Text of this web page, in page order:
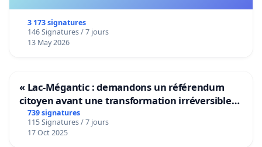
3 173 signatures
146 Signatures / 7 jours
13 May 2026
« Lac-Mégantic : demandons un référendum
citoyen avant une transformation irréversible
de notre territoire »
739 signatures
115 Signatures / 7 jours
17 Oct 2025